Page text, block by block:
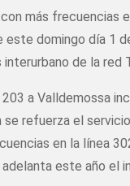
más frecuencias
este domingo día 1
interurbano de la red
203 a Valldemossa
se refuerza el
en la línea
adelanta este año el